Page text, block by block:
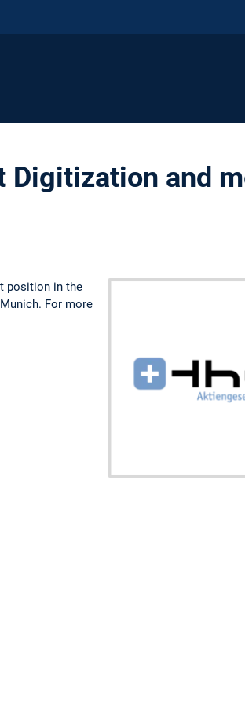
Digitization and
position in the
For more